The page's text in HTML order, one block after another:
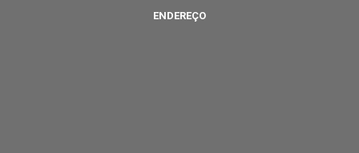
ENDEREÇO